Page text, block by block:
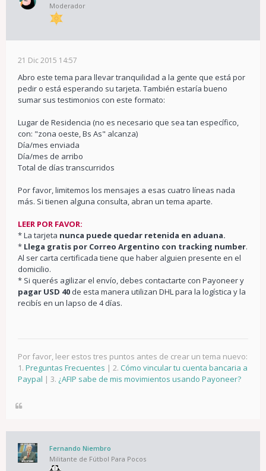
Moderador
21 Dic 2015 14:57
Abro este tema para llevar tranquilidad a la gente que está por
pedir o está esperando su tarjeta. También estaría bueno
sumar sus testimonios con este formato:
Lugar de Residencia (no es necesario que sea tan específico,
con: "zona oeste, Bs As" alcanza)
Día/mes enviada
Día/mes de arribo
Total de días transcurridos
Por favor, limitemos los mensajes a esas cuatro líneas nada
más. Si tienen alguna consulta, abran un tema aparte.
LEER POR FAVOR:
* La tarjeta nunca puede quedar retenida en aduana.
* Llega gratis por Correo Argentino con tracking number.
Al ser carta certificada tiene que haber alguien presente en el
domicilio.
* Si querés agilizar el envío, debes contactarte con Payoneer y
pagar USD 40 de esta manera utilizan DHL para la logística y la
recibís en un lapso de 4 días.
Por favor, leer estos tres puntos antes de crear un tema nuevo:
1. Preguntas Frecuentes | 2. Cómo vincular tu cuenta bancaria a
Paypal | 3. ¿AFIP sabe de mis movimientos usando Payoneer?
Fernando Niembro
Militante de Fútbol Para Pocos